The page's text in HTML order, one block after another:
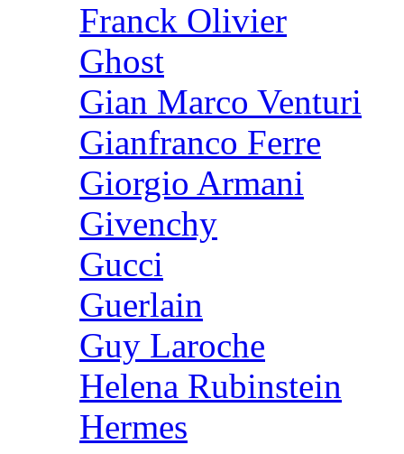
Franck Olivier
Ghost
Gian Marco Venturi
Gianfranco Ferre
Giorgio Armani
Givenchy
Gucci
Guerlain
Guy Laroche
Helena Rubinstein
Hermes